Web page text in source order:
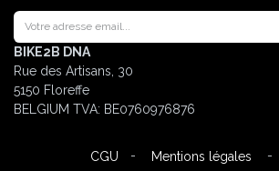
BIKE2B DNA
Rue des Artisans, 30
5150 Floreffe
BELGIUM TVA: BE0760976876
CGU - Mentions légales -